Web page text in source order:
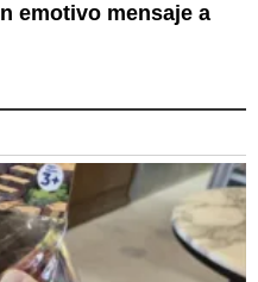
emotivo mensaje a